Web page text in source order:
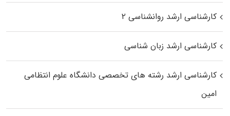
کارشناسی ارشد روانشناسی ۲
کارشناسی ارشد زبان شناسی
کارشناسی ارشد رﺷﺘﻪ ﻫﺎی تخصصی داﻧﺸﮕﺎه ﻋﻠﻮم انتظامی
اﻣﻴﻦ